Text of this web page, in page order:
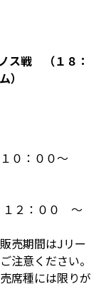
ス戦 （１８：
）
０：００～
１２：００ ～
売期間はJリー
注意ください。
席種には限りが